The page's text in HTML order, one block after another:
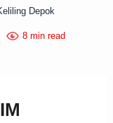
Depok
8 min read